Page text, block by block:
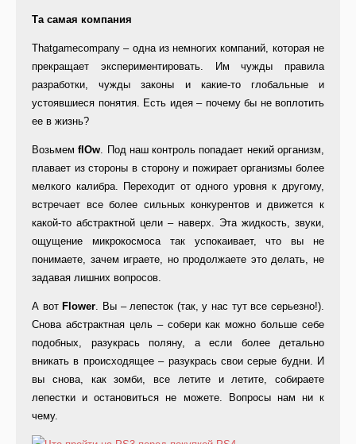
Та самая компания
Thatgamecompany – одна из немногих компаний, которая не
прекращает экспериментировать. Им чужды правила
разработки, чужды законы и какие-то глобальные и
устоявшиеся понятия. Есть идея – почему бы не воплотить
ее в жизнь?
ВозьмемflOw. Под наш контроль попадает некий организм,
плавает из стороны в сторону и пожирает организмы более
мелкого калибра. Переходит от одного уровня к другому,
встречает все более сильных конкурентов и движется к
какой-то абстрактной цели – наверх. Эта жидкость, звуки,
ощущение микрокосмоса так успокаивает, что вы не
понимаете, зачем играете, но продолжаете это делать, не
задавая лишних вопросов.
А вот Flower. Вы – лепесток (так, у нас тут все серьезно!).
Снова абстрактная цель – собери как можно больше себе
подобных, разукрась поляну, а если более детально
вникать в происходящее – разукрась свои серые будни. И
вы снова, как зомби, все летите и летите, собираете
лепестки и остановиться не можете. Вопросы нам ни к
чему.